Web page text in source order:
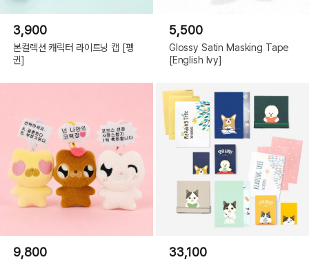
3,900
본컬렉션 캐릭터 라이트닝 캡 [펭
귄]
5,500
Glossy Satin Masking Tape
[English Ivy]
9,800 33,100